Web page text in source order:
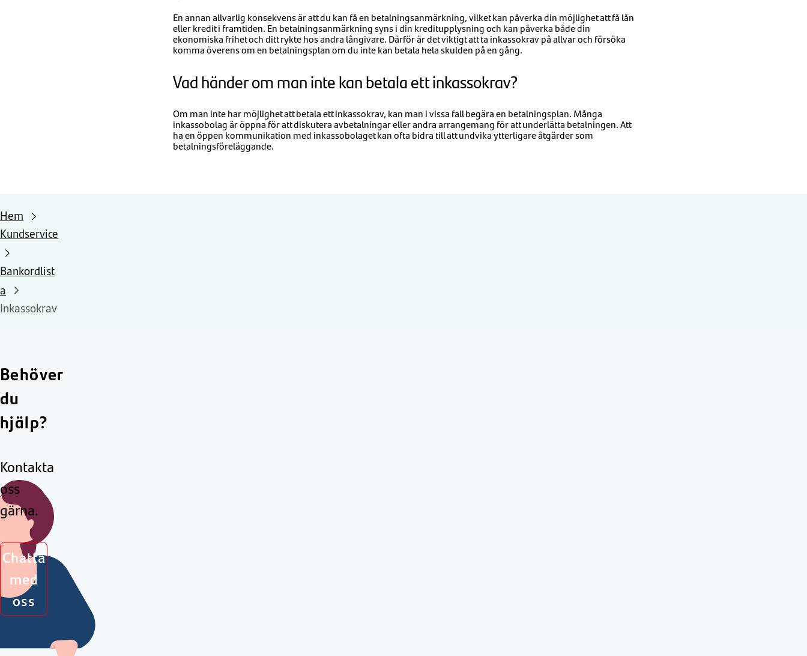
En annan allvarlig konsekvens är att du kan få en betalningsanmärkning, vilket kan påverka din möjlighet att få lån
eller kredit i framtiden. En betalningsanmärkning syns i din kreditupplysning och kan påverka både din
ekonomiska frihet och ditt rykte hos andra långivare. Därför är det viktigt att ta inkassokrav på allvar och försöka
komma överens om en betalningsplan om du inte kan betala hela skulden på en gång.
Vad händer om man inte kan betala ett inkassokrav?
Om man inte har möjlighet att betala ett inkassokrav, kan man i vissa fall begära en betalningsplan. Många
inkassobolag är öppna för att diskutera avbetalningar eller andra arrangemang för att underlätta betalningen. Att
ha en öppen kommunikation med inkassobolaget kan ofta bidra till att undvika ytterligare åtgärder som
betalningsföreläggande.
Hem
Kundservice
Bankordlist
a
Inkassokrav
Behöver
du
hjälp?
Kontakta
oss
gärna.
Chatta
med
oss